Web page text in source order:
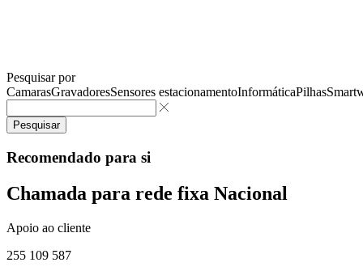
Pesquisar por
CamarasGravadoresSensores estacionamentoInformáticaPilhas
Pesquisar
Recomendado para si
Chamada para rede fixa Nacional
Apoio ao cliente
255 109 587